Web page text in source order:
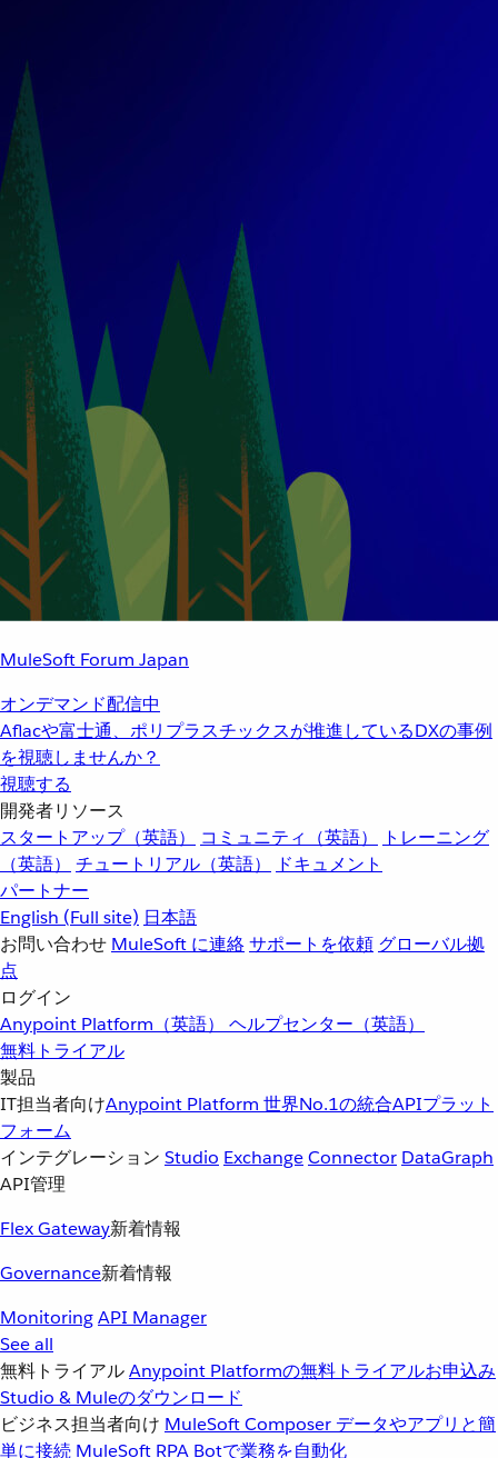
MuleSoft Forum Japan
オンデマンド配信中
Aflacや富士通、ポリプラスチックスが推進しているDXの事例
を視聴しませんか？
視聴する
開発者リソース
スタートアップ（英語）
コミュニティ（英語）
トレーニング
（英語）
チュートリアル（英語）
ドキュメント
パートナー
English (Full site) 日本語
お問い合わせ MuleSoft に連絡サポートを依頼 グローバル拠
点
ログイン
Anypoint Platform（英語） ヘルプセンター（英語）
無料トライアル
製品
IT担当者向けAnypoint Platform 世界No.1の統合APIプラット
フォーム
インテグレーション Studio ExchangeConnector DataGraph
API管理
Flex Gateway新着情報
Governance新着情報
MonitoringAPI Manager
See all
無料トライアルAnypoint Platformの無料トライアルお申込み
Studio & Muleのダウンロード
ビジネス担当者向け MuleSoft Composer データやアプリと簡
単に接続 MuleSoft RPA Botで業務を自動化